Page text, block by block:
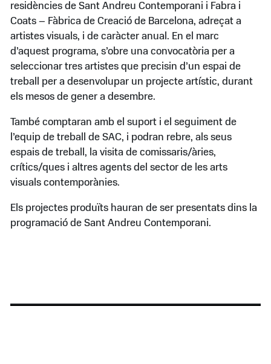
residències de Sant Andreu Contemporani i Fabra i
Coats – Fàbrica de Creació de Barcelona, adreçat a
artistes visuals, i de caràcter anual. En el marc
d’aquest programa, s’obre una convocatòria per a
seleccionar tres artistes que precisin d’un espai de
treball per a desenvolupar un projecte artístic, durant
els mesos de gener a desembre.
També comptaran amb el suport i el seguiment de
l’equip de treball de SAC, i podran rebre, als seus
espais de treball, la visita de comissaris/àries,
crítics/ques i altres agents del sector de les arts
visuals contemporànies.
Els projectes produïts hauran de ser presentats dins la
programació de Sant Andreu Contemporani.